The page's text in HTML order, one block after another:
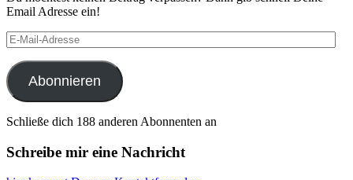
Email Adresse ein!
E-
Mail-
Adresse
Abonnieren
Schließe dich 188 anderen Abonnenten an
Schreibe mir eine Nachricht